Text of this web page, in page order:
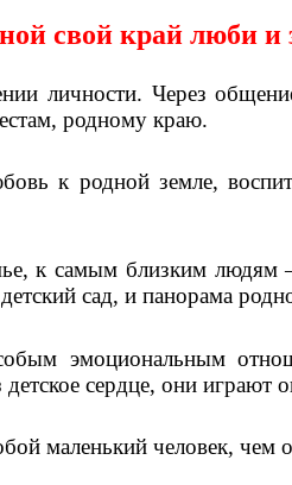
свой край люби и
личности. Через
родному краю.
к родной земле,
к самым близким
сад, и панорама
эмоциональным
сердце, они играют
маленький человек, чем